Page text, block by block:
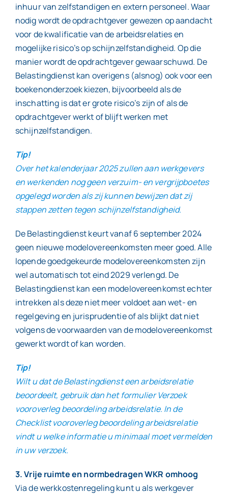
inhuur van zelfstandigen en extern personeel. Waar
nodig wordt de opdrachtgever gewezen op aandacht
voor de kwalificatie van de arbeidsrelaties en
mogelijke risico’s op schijnzelfstandigheid. Op die
manier wordt de opdrachtgever gewaarschuwd. De
Belastingdienst kan overigens (alsnog) ook voor een
boekenonderzoek kiezen, bijvoorbeeld als de
inschatting is dat er grote risico’s zijn of als de
opdrachtgever werkt of blijft werken met
schijnzelfstandigen.
Tip!
Over het kalenderjaar 2025 zullen aan werkgevers
en werkenden nog geen verzuim- en vergrijpboetes
opgelegd worden als zij kunnen bewijzen dat zij
stappen zetten tegen schijnzelfstandigheid.
De Belastingdienst keurt vanaf 6 september 2024
geen nieuwe modelovereenkomsten meer goed. Alle
lopende goedgekeurde modelovereenkomsten zijn
wel automatisch tot eind 2029 verlengd. De
Belastingdienst kan een modelovereenkomst echter
intrekken als deze niet meer voldoet aan wet- en
regelgeving en jurisprudentie of als blijkt dat niet
volgens de voorwaarden van de modelovereenkomst
gewerkt wordt of kan worden.
Tip!
Wilt u dat de Belastingdienst een arbeidsrelatie
beoordeelt, gebruik dan het formulier Verzoek
vooroverleg beoordeling arbeidsrelatie. In de
Checklist vooroverleg beoordeling arbeidsrelatie
vindt u welke informatie u minimaal moet vermelden
in uw verzoek.
3. Vrije ruimte en normbedragen WKR omhoog
Via de werkkostenregeling kunt u als werkgever